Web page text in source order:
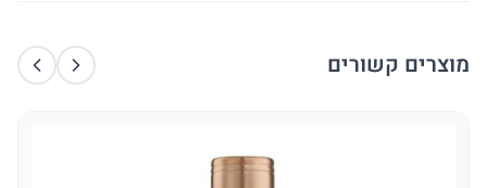
מוצרים קשורים